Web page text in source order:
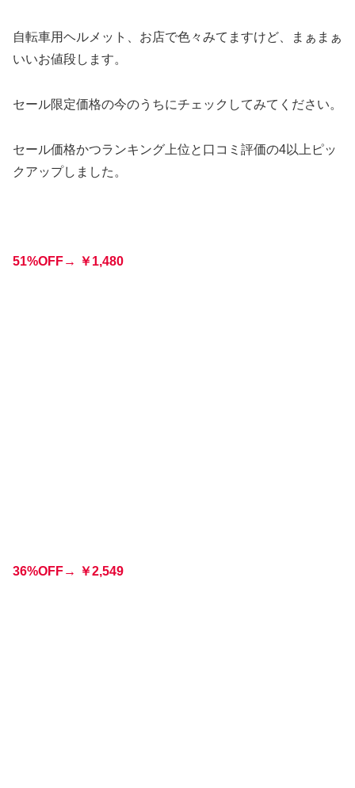
自転車用ヘルメット、お店で色々みてますけど、まぁまぁ
いいお値段します。
セール限定価格の今のうちにチェックしてみてください。
セール価格かつランキング上位と口コミ評価の4以上ピッ
クアップしました。
51%OFF→ ￥1,480
36%OFF→ ￥2,549